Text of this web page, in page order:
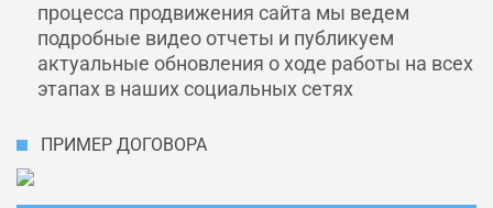
процесса продвижения сайта мы ведем
подробные видео отчеты и публикуем
актуальные обновления о ходе работы на всех
этапах в наших социальных сетях
ПРИМЕР ДОГОВОРА